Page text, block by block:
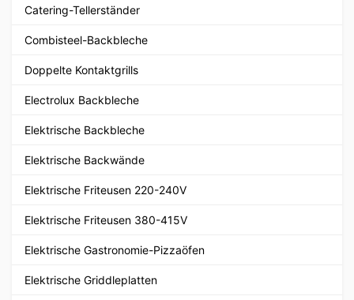
Catering-Tellerständer
Combisteel-Backbleche
Doppelte Kontaktgrills
Electrolux Backbleche
Elektrische Backbleche
Elektrische Backwände
Elektrische Friteusen 220-240V
Elektrische Friteusen 380-415V
Elektrische Gastronomie-Pizzaöfen
Elektrische Griddleplatten